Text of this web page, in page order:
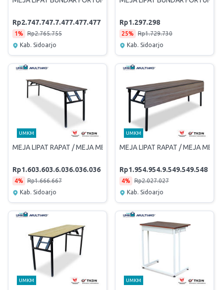
Rp2.747.747.7.477.477.477
1%
Rp2.765.755
Kab. Sidoarjo
Rp1.297.298
25%
Rp1.729.730
Kab. Sidoarjo
UMKM
MEJA LIPAT RAPAT / MEJA MEETING / MEJA IBM FOCUS 180
Rp1.603.603.6.036.036.036
4%
Rp1.666.667
Kab. Sidoarjo
UMKM
MEJA LIPAT RAPAT / MEJA
Rp1.954.954.9.549.549.548
4%
Rp2.027.027
Kab. Sidoarjo
UMKM UMKM